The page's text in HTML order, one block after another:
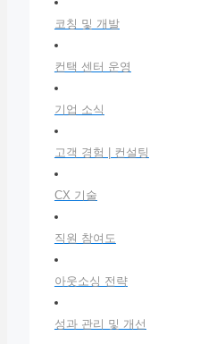
코칭 및 개발
컨택 센터 운영
기업 소식
고객 경험 | 컨설팅
CX 기술
직원 참여도
아웃소싱 전략
성과 관리 및 개선